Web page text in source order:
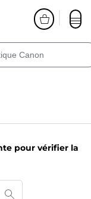
pour vérifier la